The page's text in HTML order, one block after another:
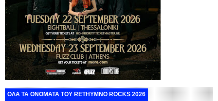
ΟΛΑ ΤΑ ΟΝΟΜΑΤΑ ΤΟΥ RETHYMNO ROCKS 2026